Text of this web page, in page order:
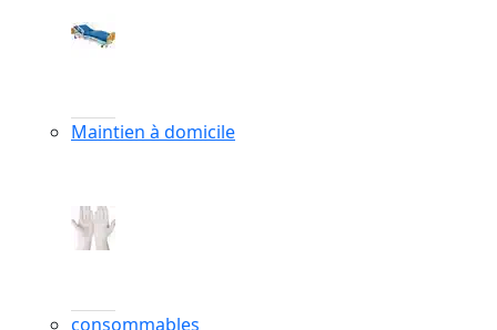
Maintien à domicile
consommables